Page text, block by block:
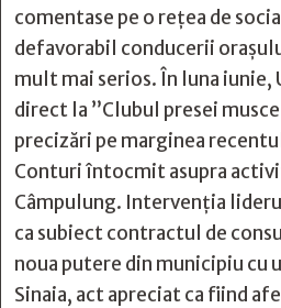
comentase pe o rețea de
defavorabil conducerii
mult mai serios. În luna iunie,
direct la ”Clubul presei
precizări pe marginea
Conturi întocmit asupra
Câmpulung. Intervenția
ca subiect contractul de
noua putere din municipiu cu
Sinaia, act apreciat ca fiind